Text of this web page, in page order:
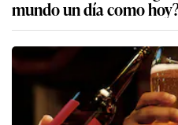
mundo un día como